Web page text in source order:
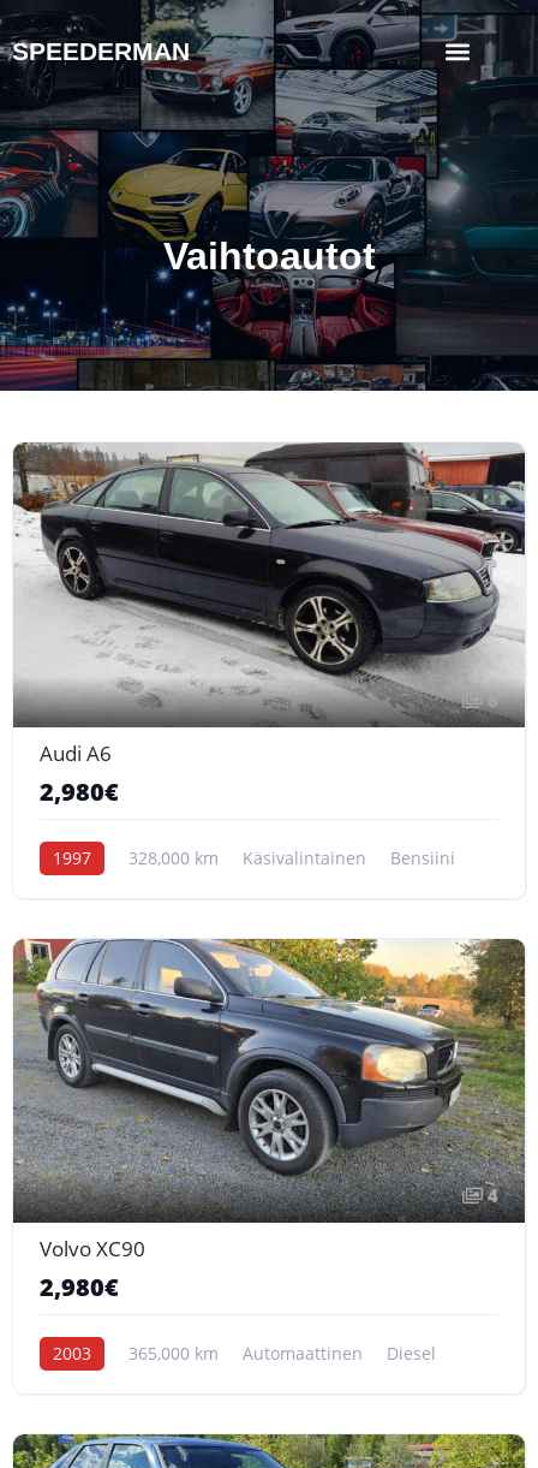
SPEEDERMAN
Vaihtoautot
6
Audi A6
2,980€
1997 328,000 km Käsivalintainen Bensiini
4
Volvo XC90
2,980€
2003 365,000 km Automaattinen Diesel